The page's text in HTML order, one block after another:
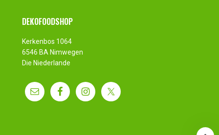
DEKOFOODSHOP
Kerkenbos 1064
6546 BA Nimwegen
Die Niederlande